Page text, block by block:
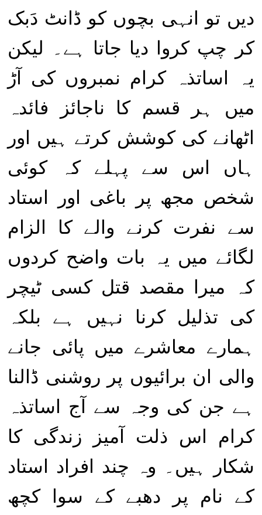
دیں تو انہی بچوں کو ڈانٹ دَبک
کر چپ کروا دیا جاتا ہے۔ لیکن
یہ اساتذہ کرام نمبروں کی آڑ
میں ہر قسم کا ناجائز فائدہ
اٹھانے کی کوشش کرتے ہیں اور
ہاں اس سے پہلے کہ کوئی
شخص مجھ پر باغی اور استاد
سے نفرت کرنے والے کا الزام
لگائے میں یہ بات واضح کردوں
کہ میرا مقصد قتل کسی ٹیچر
کی تذلیل کرنا نہیں ہے بلکہ
ہمارے معاشرے میں پائی جانے
والی ان برائیوں پر روشنی ڈالنا
ہے جن کی وجہ سے آج اساتذہ
کرام اس ذلت آمیز زندگی کا
شکار ہیں۔ وہ چند افراد استاد
کے نام پر دھبے کے سوا کچھ